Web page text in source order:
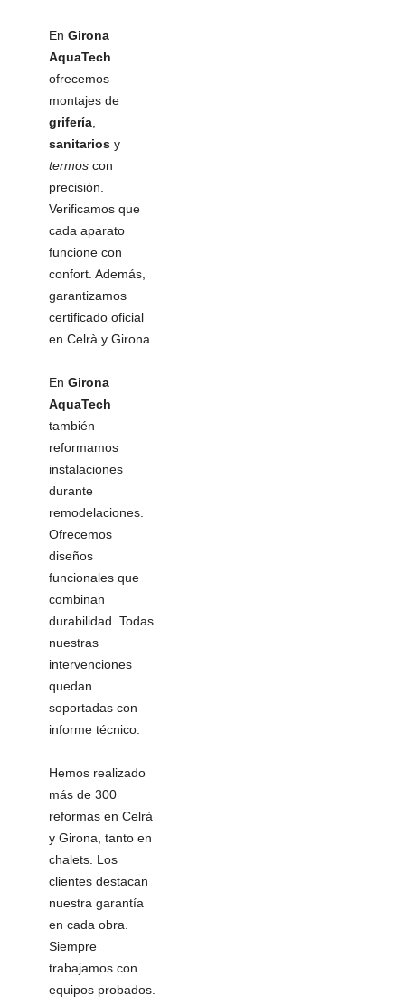
En Girona
AquaTech
ofrecemos
montajes de
grifería
sanitarios y
termos con
precisión.
Verificamos que
cada aparato
funcione con
confort. Además,
garantizamos
certificado oficial
en Celrà y Girona.
En Girona
AquaTech
también
reformamos
instalaciones
durante
remodelaciones.
Ofrecemos
diseños
funcionales que
combinan
durabilidad. Todas
nuestras
intervenciones
quedan
soportadas con
informe técnico.
Hemos realizado
más de 300
reformas en Celrà
y Girona, tanto en
chalets. Los
clientes destacan
nuestra garantía
en cada obra.
Siempre
trabajamos con
equipos probados.